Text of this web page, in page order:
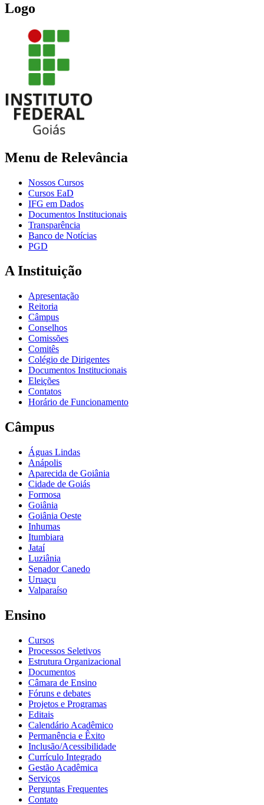
Logo
Menu de Relevância
Nossos Cursos
Cursos EaD
IFG em Dados
Documentos Institucionais
Transparência
Banco de Notícias
PGD
A Instituição
Apresentação
Reitoria
Câmpus
Conselhos
Comissões
Comitês
Colégio de Dirigentes
Documentos Institucionais
Eleições
Contatos
Horário de Funcionamento
Câmpus
Águas Lindas
Anápolis
Aparecida de Goiânia
Cidade de Goiás
Formosa
Goiânia
Goiânia Oeste
Inhumas
Itumbiara
Jataí
Luziânia
Senador Canedo
Uruaçu
Valparaíso
Ensino
Cursos
Processos Seletivos
Estrutura Organizacional
Documentos
Câmara de Ensino
Fóruns e debates
Projetos e Programas
Editais
Calendário Acadêmico
Permanência e Êxito
Inclusão/Acessibilidade
Currículo Integrado
Gestão Acadêmica
Serviços
Perguntas Frequentes
Contato